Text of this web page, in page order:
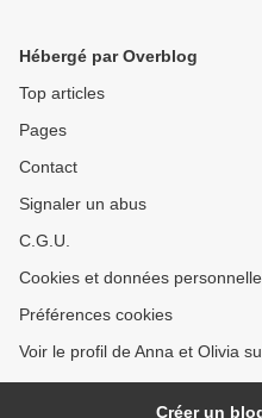
Hébergé par Overblog
Top articles
Pages
Contact
Signaler un abus
C.G.U.
Cookies et données
Préférences cookies
Voir le profil de Anna et Olivia
Créer un